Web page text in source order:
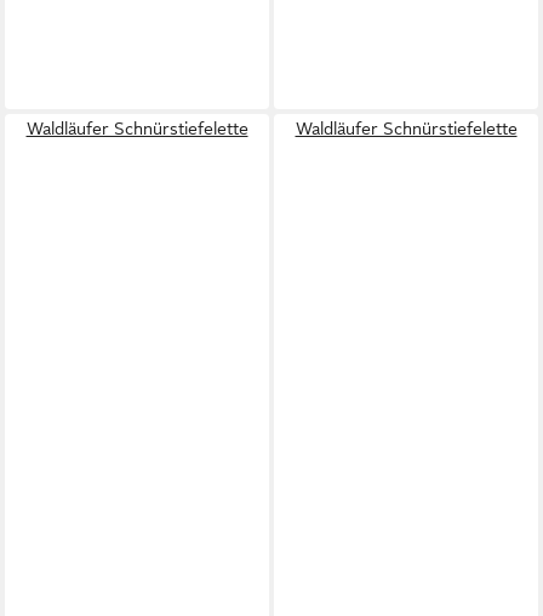
Waldläufer Schnürstiefelette Waldläufer Schnürstiefelette